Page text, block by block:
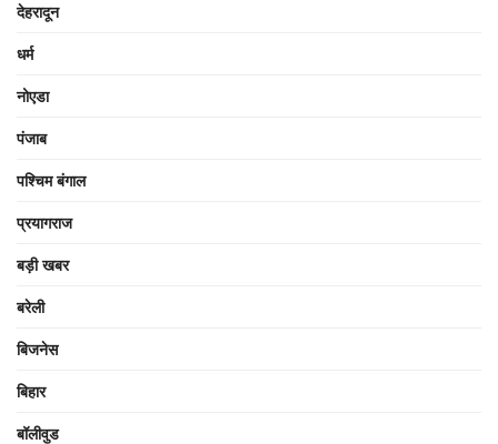
देहरादून
धर्म
नोएडा
पंजाब
पश्चिम बंगाल
प्रयागराज
बड़ी खबर
बरेली
बिजनेस
बिहार
बॉलीवुड